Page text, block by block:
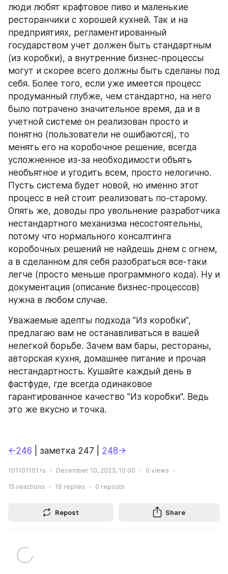
люди любят крафтовое пиво и маленькие
ресторанчики с хорошей кухней. Так и на
предприятиях, регламентированный
государством учет должен быть стандартным
(из коробки), а внутренние бизнес-процессы
могут и скорее всего должны быть сделаны под
себя. Более того, если уже имеется процесс
продуманный глубже, чем стандартно, на него
было потрачено значительное время, да и в
учетной системе он реализован просто и
понятно (пользователи не ошибаются), то
менять его на коробочное решение, всегда
усложненное из-за необходимости объять
необъятное и угодить всем, просто нелогично.
Пусть система будет новой, но именно этот
процесс в ней стоит реализовать по-старому.
Опять же, доводы про увольнение разработчика
нестандартного механизма несостоятельны,
потому что нормального консалтинга
коробочных решений не найдешь днем с огнем,
а в сделанном для себя разобраться все-таки
легче (просто меньше программного кода). Ну и
документация (описание бизнес-процессов)
нужна в любом случае.
Уважаемые адепты подхода "Из коробки",
предлагаю вам не останавливаться в вашей
нелегкой борьбе. Зачем вам бары, рестораны,
авторская кухня, домашнее питание и прочая
нестандартность. Кушайте каждый день в
фастфуде, где всегда одинаковое
гарантированное качество "Из коробки". Ведь
это же вкусно и точка.
←246 | заметка 247 | 248→
101101101.ru December 10, 2023, 10:00 0 views
15 reactions 16 replies 0 reposts
Repost Share